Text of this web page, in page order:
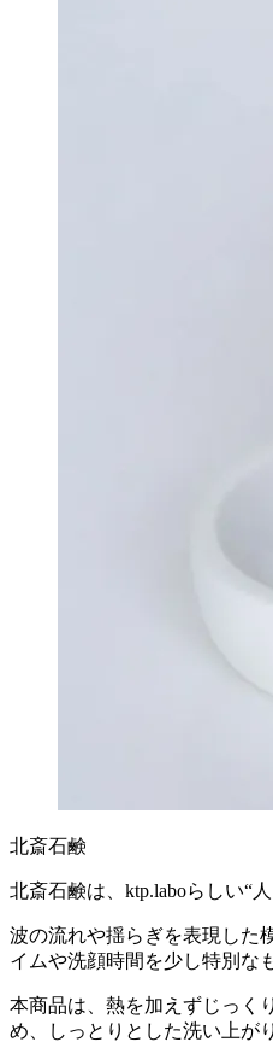
北斎石鹸
北斎石鹸は、ktp.laboらしい“
波の流れや揺らぎを表現した
イムや洗顔時間を少し特別な
本商品は、熱を加えずじっく
め、しっとりとした洗い上が